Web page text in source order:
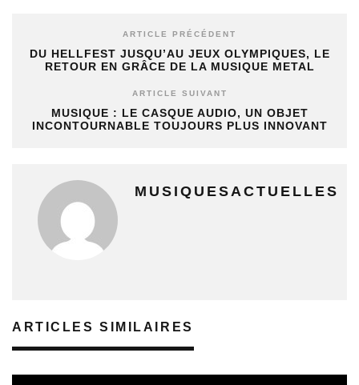
ARTICLE PRÉCÉDENT
DU HELLFEST JUSQU’AU JEUX OLYMPIQUES, LE
RETOUR EN GRÂCE DE LA MUSIQUE METAL
ARTICLE SUIVANT
MUSIQUE : LE CASQUE AUDIO, UN OBJET
INCONTOURNABLE TOUJOURS PLUS INNOVANT
MUSIQUESACTUELLES
ARTICLES SIMILAIRES